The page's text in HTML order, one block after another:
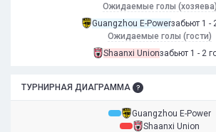
Ожидаемые голы (хозяева)
Guangzhou E-Powerзабьют 1 -
Ожидаемые голы (гости)
Shaanxi Unionзабьют 1 - 2
ТУРНИРНАЯ ДИАГРАММА
Guangzhou E-Power
Shaanxi Union